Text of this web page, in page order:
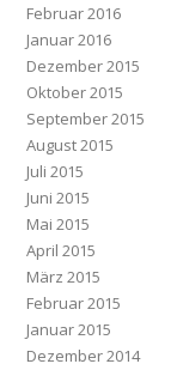
Februar 2016
Januar 2016
Dezember 2015
Oktober 2015
September 2015
August 2015
Juli 2015
Juni 2015
Mai 2015
April 2015
März 2015
Februar 2015
Januar 2015
Dezember 2014